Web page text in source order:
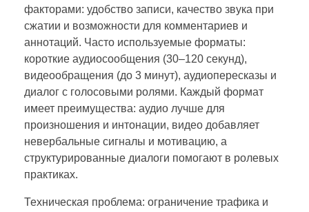
факторами: удобство записи, качество звука при
сжатии и возможности для комментариев и
аннотаций. Часто используемые форматы:
короткие аудиосообщения (30–120 секунд),
видеообращения (до 3 минут), аудиопересказы и
диалог с голосовыми ролями. Каждый формат
имеет преимущества: аудио лучше для
произношения и интонации, видео добавляет
невербальные сигналы и мотивацию, а
структурированные диалоги помогают в ролевых
практиках.
Техническая проблема: ограничение трафика и